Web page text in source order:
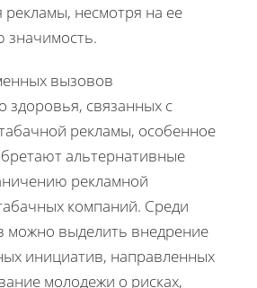
рекламы, несмотря на ее
значимость.
вызовов
здоровья, связанных с
рекламы, особенное
альтернативные
рекламной
компаний. Среди
можно выделить внедрение
инициатив, направленных
молодежи о рисках,